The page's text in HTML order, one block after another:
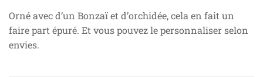
Orné avec d’un Bonzaï et d’orchidée, cela en fait un
faire part épuré. Et vous pouvez le personnaliser selon
envies.